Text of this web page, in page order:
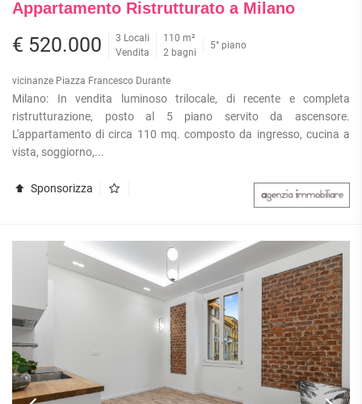
Appartamento Ristrutturato a Milano
€ 520.000
3 Locali
Vendita
110 m²
2 bagni
5° piano
vicinanze Piazza Francesco Durante
Milano: In vendita luminoso trilocale, di recente e completa
ristrutturazione, posto al 5 piano servito da ascensore.
L'appartamento di circa 110 mq. composto da ingresso, cucina a
vista, soggiorno,...
Sponsorizza